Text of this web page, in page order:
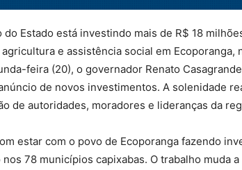
do Estado está investindo mais de R$ 18
e assistência social em Ecoporanga,
feira (20), o governador Renato
de novos investimentos. A solenidade
de autoridades, moradores e lideranças da
estar com o povo de Ecoporanga fazendo
78 municípios capixabas. O trabalho muda